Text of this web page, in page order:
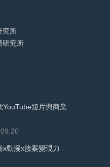
究所
研究所
YouTube短片與商業
x動漫x接案變現力 -